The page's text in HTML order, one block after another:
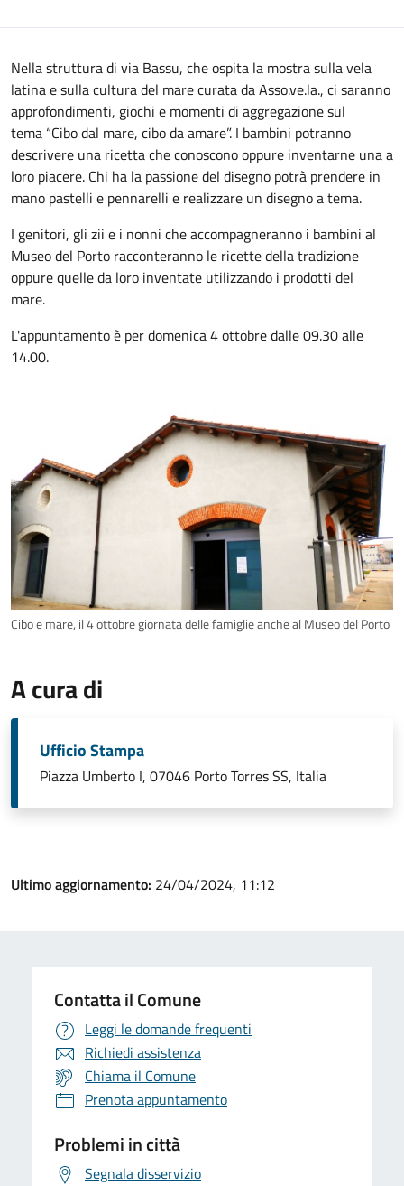
Nella struttura di via Bassu, che ospita la mostra sulla vela
latina e sulla cultura del mare curata da Asso.ve.la., ci saranno
approfondimenti, giochi e momenti di aggregazione sul
tema “Cibo dal mare, cibo da amare”. I bambini potranno
descrivere una ricetta che conoscono oppure inventarne una a
loro piacere. Chi ha la passione del disegno potrà prendere in
mano pastelli e pennarelli e realizzare un disegno a tema.
I genitori, gli zii e i nonni che accompagneranno i bambini al
Museo del Porto racconteranno le ricette della tradizione
oppure quelle da loro inventate utilizzando i prodotti del
mare.
L'appuntamento è per domenica 4 ottobre dalle 09.30 alle
14.00.
Cibo e mare, il 4 ottobre giornata delle famiglie anche al Museo del Porto
A cura di
Ufficio Stampa
Piazza Umberto I, 07046 Porto Torres SS, Italia
Ultimo aggiornamento: 24/04/2024, 11:12
Contatta il Comune
Leggi le domande frequenti
Richiedi assistenza
Chiama il Comune
Prenota appuntamento
Problemi in città
Segnala disservizio